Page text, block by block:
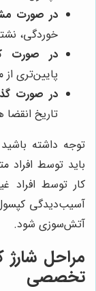
در صورت
خوردگی،
در صورت
پایین‌تری
در صورت
تاریخ
توجه داشته
باید توسط
کار توسط افراد
آسیب‌دیدگی
آتش‌سوزی شود.
مراحل
تخصصی